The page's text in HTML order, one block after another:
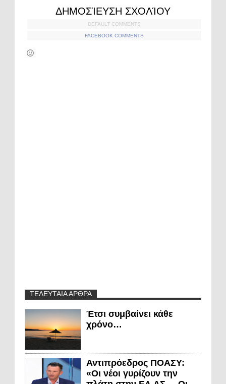
ΔΗΜΟΣΊΕΥΣΗ ΣΧΟΛΊΟΥ
DEFAULT COMMENTS
FACEBOOK COMMENTS
ΤΕΛΕΥΤΑΙΑ ΑΡΘΡΑ
Έτσι συμβαίνει κάθε
χρόνο…
Αντιπρόεδρος ΠΟΑΣΥ:
«Οι νέοι γυρίζουν την